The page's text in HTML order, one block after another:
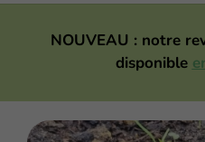
NOUVEAU : notre
disponible